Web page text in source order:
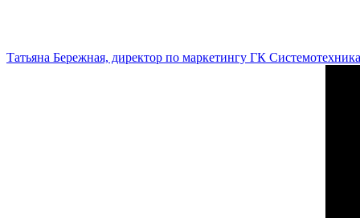
Татьяна Бережная, директор по маркетингу ГК Системотехника